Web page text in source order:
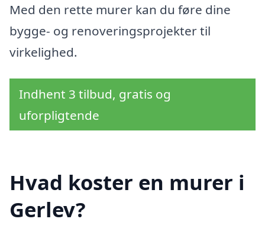
Med den rette murer kan du føre dine
bygge- og renoveringsprojekter til
virkelighed.
Indhent 3 tilbud, gratis og
uforpligtende
Hvad koster en murer i
Gerlev?